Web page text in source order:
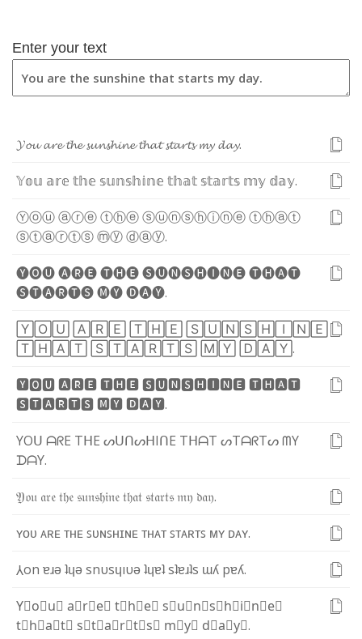
Enter your text
𝓨𝓸𝓾 𝓪𝓻𝓮 𝓽𝓱𝓮 𝓼𝓾𝓷𝓼𝓱𝓲𝓷𝓮 𝓽𝓱𝓪𝓽 𝓼𝓽𝓪𝓻𝓽𝓼 𝓶𝔂 𝓭𝓪𝔂.
𝕐𝕠𝕦 𝕒𝕣𝕖 𝕥𝕙𝕖 𝕤𝕦𝕟𝕤𝕙𝕚𝕟𝕖 𝕥𝕙𝕒𝕥 𝕤𝕥𝕒𝕣𝕥𝕤 𝕞𝕪 𝕕𝕒𝕪.
Ⓨⓞⓤⓐⓡⓔⓣⓗⓔⓢⓤⓝⓢⓗⓘⓝⓔⓣⓗⓐⓣ
ⓢⓣⓐⓡⓣⓢⓜⓨⓓⓐⓨ.
🅨🅞🅤🅐🅡🅔🅣🅗🅔🅢🅤🅝🅢🅗🅘🅝🅔🅣🅗🅐🅣
🅢🅣🅐🅡🅣🅢🅜🅨🅓🅐🅨.
🅈 🄾 🅄 🄰 🅁 🄴 🅃 🄷 🄴 🅂 🅄 🄽 🅂 🄷 🄸 🄽 🄴
🅃 🄷 🄰 🅃 🅂 🅃 🄰 🅁 🅃 🅂 🄼 🅈 🄳 🄰 🅈 .
🆈🅾🆄🅰🆁🅴🆃🅷🅴🆂🆄🅽🆂🅷🅸🅽🅴🆃🅷🅰🆃
🆂🆃🅰🆁🆃🆂🅼🆈🅳🅰🆈.
YOᑌ ᗩᖇE TᕼE ᔕᑌᑎᔕᕼIᑎE TᕼᗩT ᔕTᗩᖇTᔕᗰY
ᗪᗩY.
𝔜𝔬𝔲 𝔞𝔯𝔢𝔱𝔥𝔢 𝔰𝔲𝔫𝔰𝔥𝔦𝔫𝔢𝔱𝔥𝔞𝔱 𝔰𝔱𝔞𝔯𝔱𝔰𝔪𝔶 𝔡𝔞𝔶.
ʏᴏᴜ ᴀʀᴇᴛʜᴇꜱᴜɴꜱʜɪɴᴇᴛʜᴀᴛꜱᴛᴀʀᴛꜱ ᴍʏ ᴅᴀʏ.
⅄on ɐɹǝʇɥǝsnυsɥıυǝʇɥɐʇsʇɐɹʇs ɯʎ pɐʎ.
Y⃣o⃣u⃣ a⃣r⃣e⃣ t⃣h⃣e⃣ s⃣u⃣n⃣s⃣h⃣i⃣n⃣e⃣
t⃣h⃣a⃣t⃣ s⃣t⃣a⃣r⃣t⃣s⃣ m⃣y⃣ d⃣a⃣y⃣.